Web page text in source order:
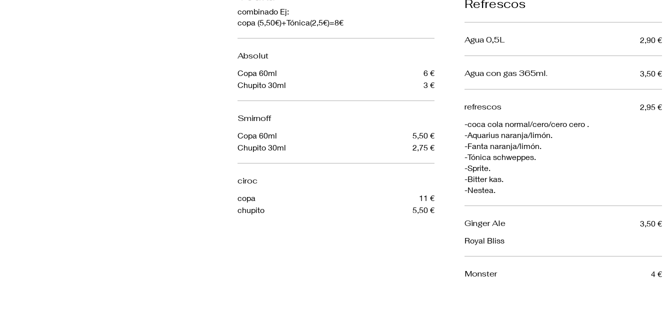
combinado Ej:
copa (5,50€)+Tónica(2,5€)=8€
Absolut
Copa 60ml
6 €
Chupito 30ml
3 €
Smirnoff
Copa 60ml
5,50 €
Chupito 30ml
2,75 €
ciroc
copa
11 €
chupito
5,50 €
Refrescos
Agua 0,5L 2,90 €
Agua con gas 365ml. 3,50 €
refrescos
-coca cola normal/cero/cero cero .
-Aquarius naranja/limón.
-Fanta naranja/limón.
-Tónica schweppes.
-Sprite.
-Bitter kas.
2,95 €
Ginger Ale
Royal Bliss
3,50 €
Monster 4 €